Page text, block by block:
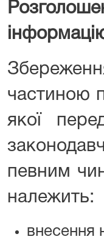
частиною
якої
певним
належить:
внесення